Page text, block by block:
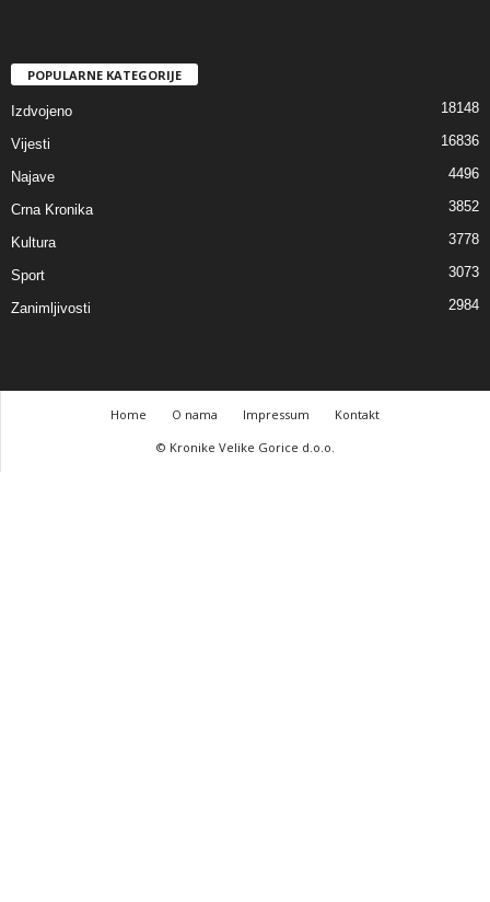
POPULARNE KATEGORIJE
Izdvojeno 18148
Vijesti 16836
Najave 4496
Crna Kronika 3852
Kultura 3778
Sport 3073
Zanimljivosti 2984
Home O nama Impressum
Kontakt
© Kronike Velike Gorice d.o.o.